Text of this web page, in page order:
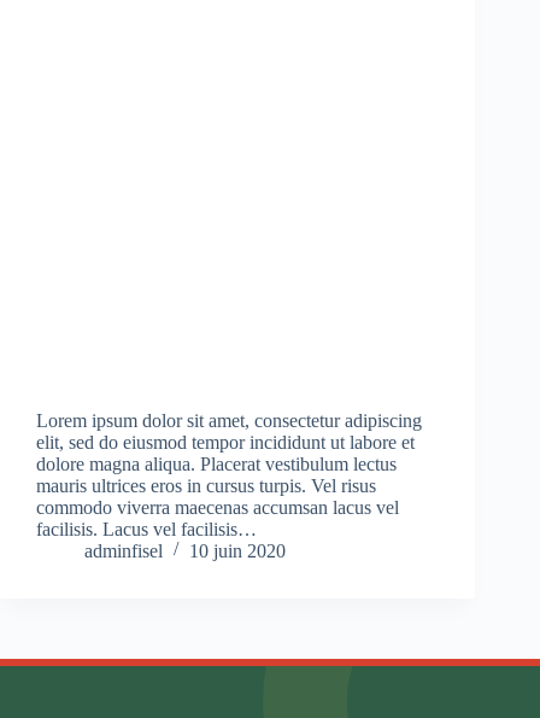
Lorem ipsum dolor sit amet, consectetur adipiscing
elit, sed do eiusmod tempor incididunt ut labore et
dolore magna aliqua. Placerat vestibulum lectus
mauris ultrices eros in cursus turpis. Vel risus
commodo viverra maecenas accumsan lacus vel
facilisis. Lacus vel facilisis…
adminfisel
10 juin 2020